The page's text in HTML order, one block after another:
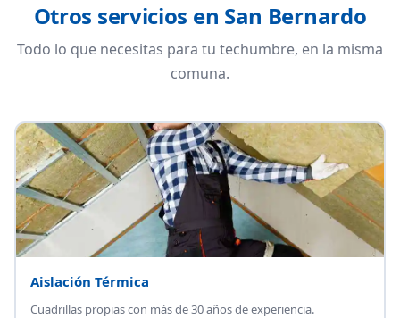
Otros servicios en San Bernardo
Todo lo que necesitas para tu techumbre, en la misma
comuna.
Aislación Térmica
Cuadrillas propias con más de 30 años de experiencia.